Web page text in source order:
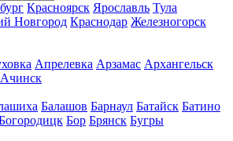
Красноярск Ярославль Тула
Новгород Краснодар Железногорск
Апрелевка Арзамас Архангельск
Ачинск
Балашов Барнаул Батайск Батино
Бор Брянск Бугры